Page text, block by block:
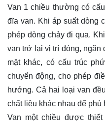
Van 1 chiều thường có
đĩa van. Khi áp suất dòng
phép dòng chảy đi qua.
van trở lại vị trí đóng, ngăn
mặt khác, có cấu trúc
chuyển động, cho phép
hướng. Cả hai loại van
chất liệu khác nhau để
Van một chiều được